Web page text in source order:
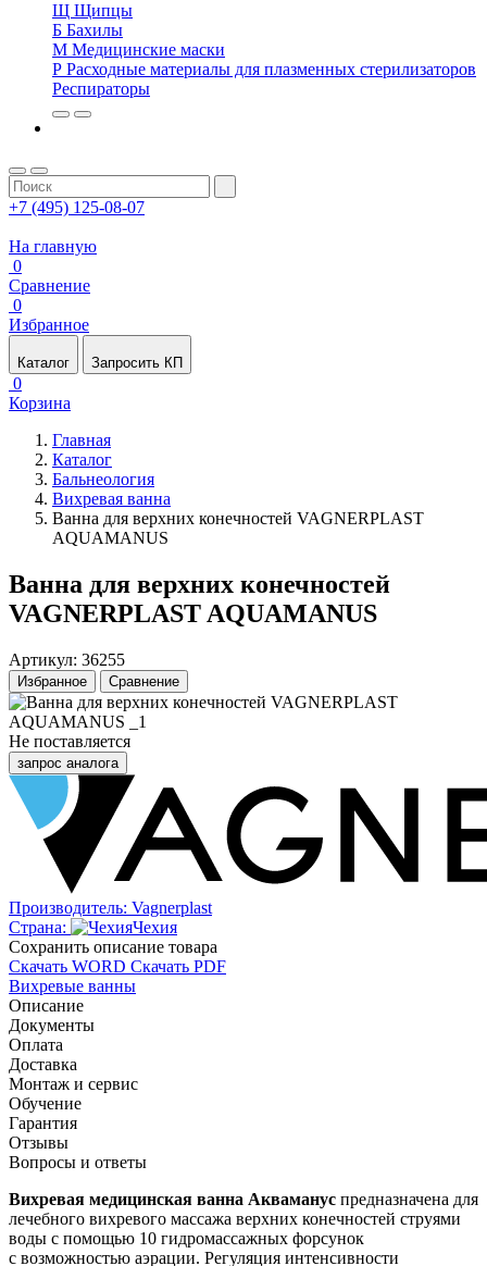
Щ Щипцы
Б Бахилы
М Медицинские маски
Р Расходные материалы для плазменных стерилизаторов
Респираторы
+7 (495) 125-08-07
На главную
0
Сравнение
0
Избранное
Каталог Запросить КП
0
Корзина
Главная
Каталог
Бальнеология
Вихревая ванна
Ванна для верхних конечностей VAGNERPLAST
AQUAMANUS
Ванна для верхних конечностей
VAGNERPLAST AQUAMANUS
Артикул: 36255
Избранное Сравнение
Не поставляется
запрос аналога
Производитель: Vagnerplast
Страна:
Чехия
Cохранить описание товара
Скачать WORD Скачать PDF
Вихревые ванны
Описание
Документы
Оплата
Доставка
Монтаж и сервис
Обучение
Гарантия
Отзывы
Вопросы и ответы
Вихревая медицинская ванна Акваманус предназначена для
лечебного вихревого массажа верхних конечностей струями
воды с помощью 10 гидромассажных форсунок
с возможностью аэрации. Регуляция интенсивности